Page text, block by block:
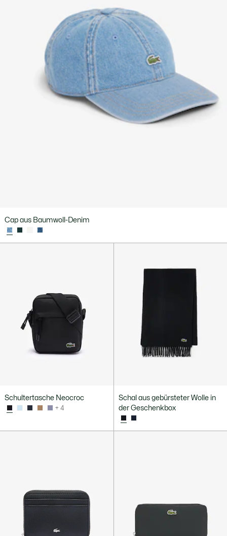
Cap aus Baumwoll-Denim
Schultertasche Neocroc
+ 4
Schal aus gebürsteter Wolle in
der Geschenkbox